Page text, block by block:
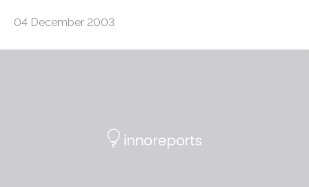
04 December 2003